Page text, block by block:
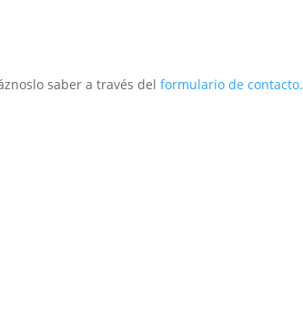
saber a través delformulario de contacto.